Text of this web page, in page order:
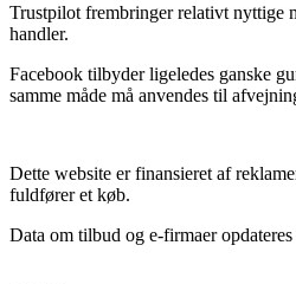
Trustpilot frembringer relativt nyttige
handler.
Facebook tilbyder ligeledes ganske
samme måde må anvendes til
Dette website er finansieret af
fuldfører et køb.
Data om tilbud og e-firmaer